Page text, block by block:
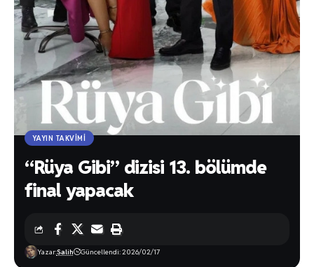
YAYIN TAKVIMI
“Rüya Gibi” dizisi 13. bölümde
final yapacak
Yazar:Salih Güncellendi: 2026/02/17